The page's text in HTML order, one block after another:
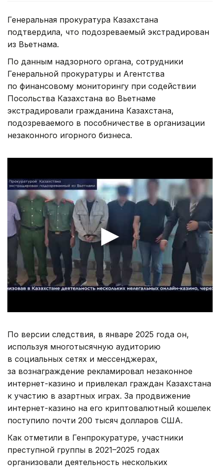
Генеральная прокуратура Казахстана
подтвердила, что подозреваемый экстрадирован
из Вьетнама.
По данным надзорного органа, сотрудники
Генеральной прокуратуры и Агентства
по финансовому мониторингу при содействии
Посольства Казахстана во Вьетнаме
экстрадировали гражданина Казахстана,
подозреваемого в пособничестве в организации
незаконного игорного бизнеса.
По версии следствия, в январе 2025 года он,
используя многотысячную аудиторию
в социальных сетях и мессенджерах,
за вознаграждение рекламировал незаконное
интернет-казино и привлекал граждан Казахстана
к участию в азартных играх. За продвижение
интернет-казино на его криптовалютный кошелек
поступило почти 200 тысяч долларов США.
Как отметили в Генпрокуратуре, участники
преступной группы в 2021–2025 годах
организовали деятельность нескольких